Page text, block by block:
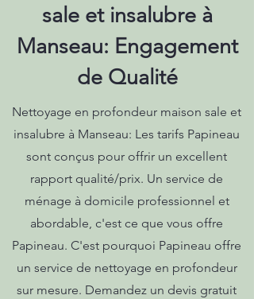
sale et insalubre à
Manseau: Engagement
de Qualité
Nettoyage en profondeur maison sale et
insalubre à Manseau: Les tarifs Papineau
sont conçus pour offrir un excellent
rapport qualité/prix. Un service de
ménage à domicile professionnel et
abordable, c'est ce que vous offre
Papineau. C'est pourquoi Papineau offre
un service de nettoyage en profondeur
sur mesure. Demandez un devis gratuit